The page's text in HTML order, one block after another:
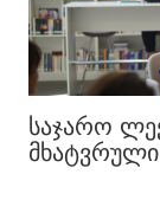
ᲡᲐᲯᲐᲠᲝ